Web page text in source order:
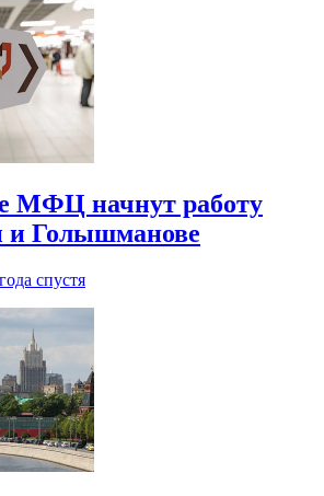
МФЦ начнут работу
и Голышманове
спустя